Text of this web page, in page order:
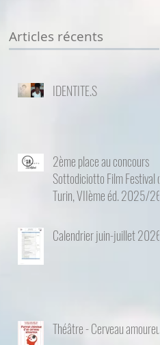
Articles récents
IDENTITE.S
2ème place au concours
Sottodiciotto Film Festival de
Turin, VIIème éd. 2025/26
Calendrier juin-juillet 2026
Théâtre - Cerveau amoureux